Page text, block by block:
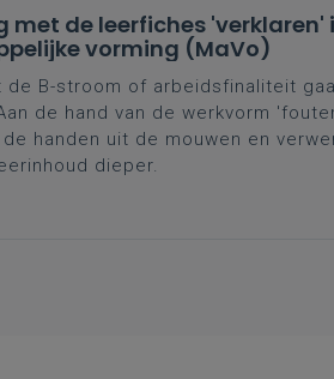
met de leerfiches 'verklaren'
vorming (MaVo)
de B-stroom of arbeidsfinaliteit
de hand van de werkvorm
handen uit de mouwen en
dieper.